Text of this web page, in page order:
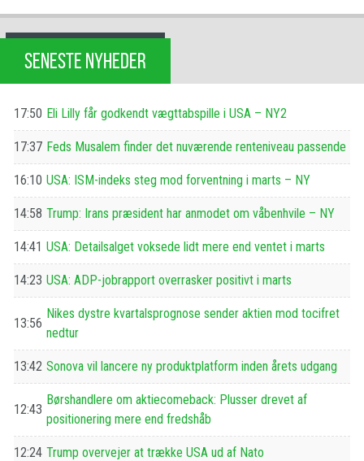
SENESTE NYHEDER
17:50 Eli Lilly får godkendt vægttabspille i USA – NY2
17:37 Feds Musalem finder det nuværende renteniveau passende
16:10 USA: ISM-indeks steg mod forventning i marts – NY
14:58 Trump: Irans præsident har anmodet om våbenhvile – NY
14:41 USA: Detailsalget voksede lidt mere end ventet i marts
14:23 USA: ADP-jobrapport overrasker positivt i marts
13:56
Nikes dystre kvartalsprognose sender aktien mod tocifret
nedtur
13:42 Sonova vil lancere ny produktplatform inden årets udgang
12:43
Børshandlere om aktiecomeback: Plusser drevet af
positionering mere end fredshåb
12:24 Trump overvejer at trække USA ud af Nato